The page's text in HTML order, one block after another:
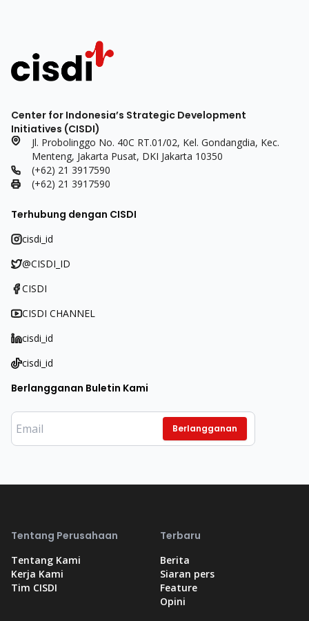
Center for Indonesia’s Strategic Development
Initiatives (CISDI)
Jl. Probolinggo No. 40C RT.01/02, Kel. Gondangdia, Kec.
Menteng, Jakarta Pusat, DKI Jakarta 10350
(+62) 21 3917590
(+62) 21 3917590
Terhubung dengan CISDI
cisdi_id
@CISDI_ID
CISDI
CISDI CHANNEL
cisdi_id
cisdi_id
Berlangganan Buletin Kami
Berlangganan
Tentang Perusahaan
Tentang Kami
Kerja Kami
Tim CISDI
Terbaru
Berita
Siaran pers
Feature
Opini